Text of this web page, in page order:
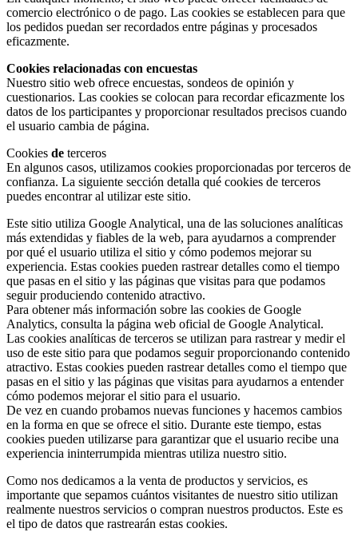
comercio electrónico o de pago. Las cookies se establecen para que
los pedidos puedan ser recordados entre páginas y procesados
eficazmente.
Cookies relacionadas con encuestas
Nuestro sitio web ofrece encuestas, sondeos de opinión y
cuestionarios. Las cookies se colocan para recordar eficazmente los
datos de los participantes y proporcionar resultados precisos cuando
el usuario cambia de página.
Cookies de terceros
En algunos casos, utilizamos cookies proporcionadas por terceros de
confianza. La siguiente sección detalla qué cookies de terceros
puedes encontrar al utilizar este sitio.
Este sitio utiliza Google Analytical, una de las soluciones analíticas
más extendidas y fiables de la web, para ayudarnos a comprender
por qué el usuario utiliza el sitio y cómo podemos mejorar su
experiencia. Estas cookies pueden rastrear detalles como el tiempo
que pasas en el sitio y las páginas que visitas para que podamos
seguir produciendo contenido atractivo.
Para obtener más información sobre las cookies de Google
Analytics, consulta la página web oficial de Google Analytical.
Las cookies analíticas de terceros se utilizan para rastrear y medir el
uso de este sitio para que podamos seguir proporcionando contenido
atractivo. Estas cookies pueden rastrear detalles como el tiempo que
pasas en el sitio y las páginas que visitas para ayudarnos a entender
cómo podemos mejorar el sitio para el usuario.
De vez en cuando probamos nuevas funciones y hacemos cambios
en la forma en que se ofrece el sitio. Durante este tiempo, estas
cookies pueden utilizarse para garantizar que el usuario recibe una
experiencia ininterrumpida mientras utiliza nuestro sitio.
Como nos dedicamos a la venta de productos y servicios, es
importante que sepamos cuántos visitantes de nuestro sitio utilizan
realmente nuestros servicios o compran nuestros productos. Este es
el tipo de datos que rastrearán estas cookies.